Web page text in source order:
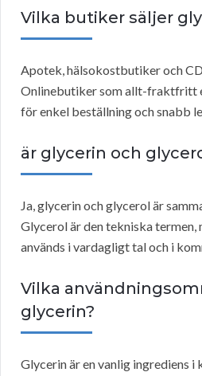
Vilka butiker säljer
Apotek, hälsokostbutiker och
Onlinebutiker som allt-fraktfritt
för enkel beställning och snabb
är glycerin och
Ja, glycerin och glycerol är
Glycerol är den tekniska termen,
används i vardagligt tal och i
Vilka
glycerin?
Glycerin är en vanlig ingrediens i